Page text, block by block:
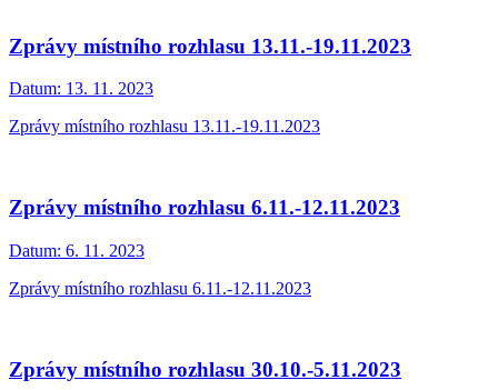
Zprávy místního rozhlasu 13.11.-19.11.2023
Datum: 13. 11. 2023
Zprávy místního rozhlasu 13.11.-19.11.2023
Zprávy místního rozhlasu 6.11.-12.11.2023
Datum: 6. 11. 2023
Zprávy místního rozhlasu 6.11.-12.11.2023
Zprávy místního rozhlasu 30.10.-5.11.2023